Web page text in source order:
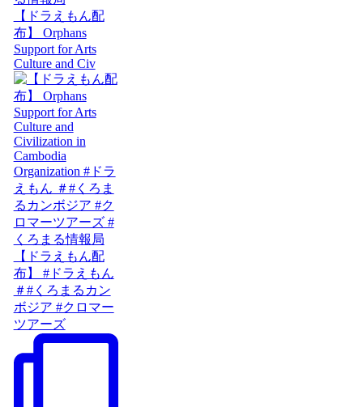
【ドラえもん配
布】 Orphans
Support for Arts
Culture and Civ
【ドラえもん配
布】 #ドラえもん
＃#くろまるカン
ボジア #クロマー
ツアーズ